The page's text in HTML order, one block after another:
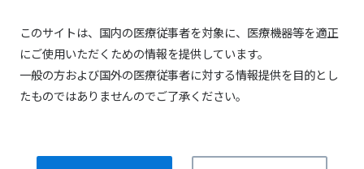
このサイトは、国内の医療従事者を対象に、医療機器等を適正
にご使用いただくための情報を提供しています。
一般の方および国外の医療従事者に対する情報提供を目的とし
たものではありませんのでご了承ください。